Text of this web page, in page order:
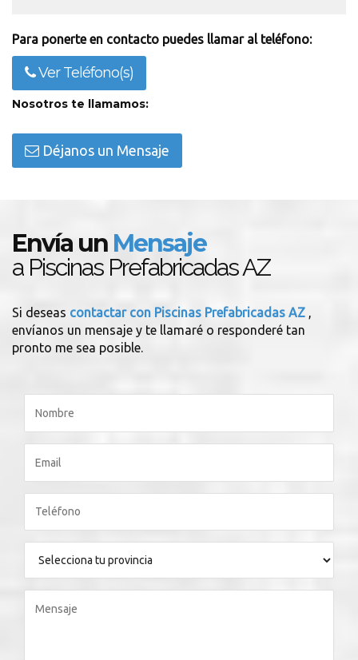
Para ponerte en contacto puedes llamar al teléfono:
Ver Teléfono(s)
Nosotros te llamamos:
Déjanos un Mensaje
Envía un Mensaje
a Piscinas Prefabricadas AZ
Si deseas contactar con Piscinas Prefabricadas AZ ,
envíanos un mensaje y te llamaré o responderé tan
pronto me sea posible.